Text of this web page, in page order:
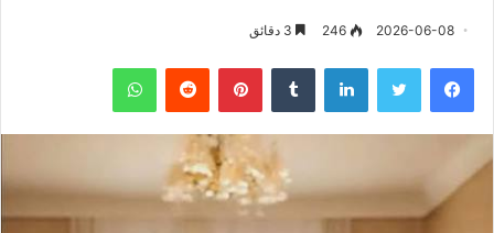
2026-06-08
246
فيسبوك لينكدإن بينتيريست